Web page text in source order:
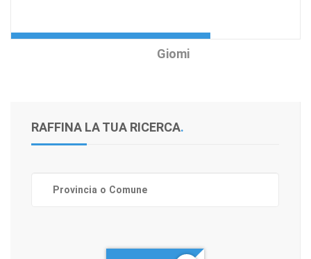
Giomi
RAFFINA LA TUA RICERCA.